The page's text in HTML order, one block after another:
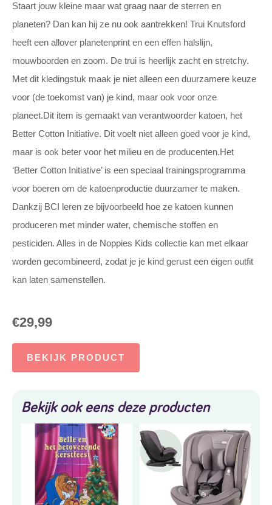
Staart jouw kleine maar wat graag naar de sterren en
planeten? Dan kan hij ze nu ook aantrekken! Trui Knutsford
heeft een allover planetenprint en een effen halslijn,
mouwboorden en zoom. De trui is heerlijk zacht en stretchy.
Met dit kledingstuk maak je niet alleen een duurzamere keuze
voor (de toekomst van) je kind, maar ook voor onze
planeet.Dit item is gemaakt van verantwoorder katoen, het
Better Cotton Initiative. Dit voelt niet alleen goed voor je kind,
maar is ook beter voor het milieu en de producenten.Het
‘Better Cotton Initiative’ is een speciaal trainingsprogramma
voor boeren om de katoenproductie duurzamer te maken.
Dankzij BCI leren ze bijvoorbeeld hoe ze katoen kunnen
produceren met minder water, chemische stoffen en
pesticiden. Alles in de Noppies Kids collectie kan met elkaar
worden gecombineerd, zodat je je kind gerust een eigen outfit
kan laten samenstellen.
€29,99
BEKIJK PRODUCT
Bekijk ook eens deze producten